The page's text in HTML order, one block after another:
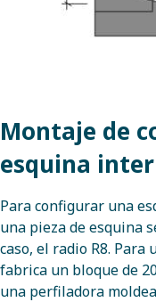
Montaje de
esquina
Para configurar una
una pieza de esquina
caso, el radio R8. Para
fabrica un bloque de
una perfiladora